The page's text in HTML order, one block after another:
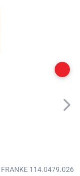
FRANKE 114.0479.026